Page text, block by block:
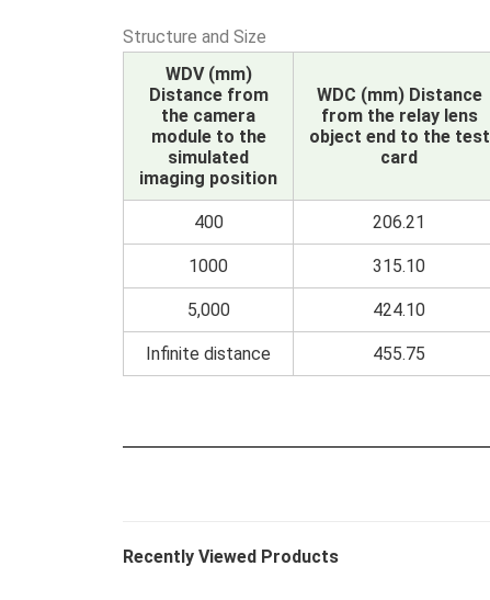
Structure and Size
WDV (mm)
Distance from
the camera
module to the
simulated
imaging position
WDC (mm) Distance
from the relay lens
object end to the test
card
400 206.21
1000 315.10
5,000 424.10
Infinite distance 455.75
Recently Viewed Products